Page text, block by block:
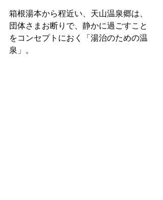
箱根湯本から程近い、天山温泉郷は、
団体さまお断りで、静かに過ごすこと
をコンセプトにおく「湯治のための温
泉」。